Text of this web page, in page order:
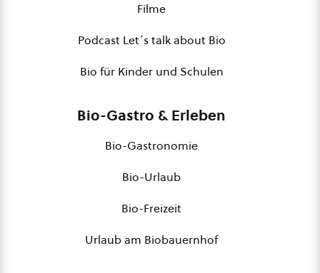
Filme
Podcast Let´s talk about Bio
Bio für Kinder und Schulen
Bio-Gastro & Erleben
Bio-Gastronomie
Bio-Urlaub
Bio-Freizeit
Urlaub am Biobauernhof